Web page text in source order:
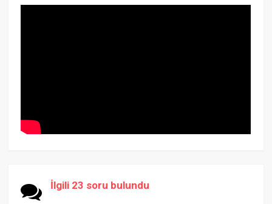
İlgili 23 soru bulundu